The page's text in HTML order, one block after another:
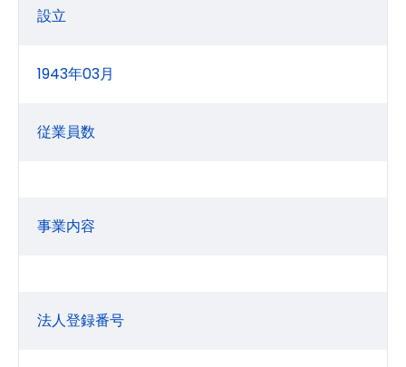
設立
1943年03月
従業員数
事業内容
法人登録番号